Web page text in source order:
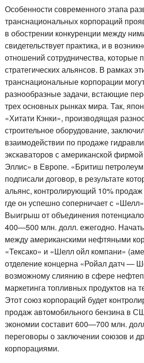
Особенности современного этапа
транснациональных корпораций
в обострении конкуренции между
свидетельствует практика, и в
отношений сотрудничества, которые
стратегических альянсов. В рамках
транснациональные корпорации
разнообразные задачи, встающие
трех основных рынках мира. Так,
«Хитати Кэнки», производящая
строительное оборудование,
взаимодействии по продаже
экскаваторов с американской
Эллис» в Европе. «Бритиш
подписали договор, в результате
альянс, контролирующий 10%
где он успешно соперничает с
Выигрыш от объединения
400—500 млн. долл. ежегодно.
между американскими нефтяными
«Тексако» и «Шелл ойл компани»
отделение концерна «Ройал датч —
возможному слиянию в сфере
маркетинга топливных продуктов на
Этот союз корпораций будет
продаж автомобильного бензина в
экономии составит 600—700 млн.
переговоры о заключении союзов и
корпорациями.